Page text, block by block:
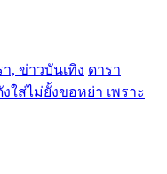
, ข่าวบันเทิง ดารา
ใส่ไม่ยั้งขอหย่า เพราะ